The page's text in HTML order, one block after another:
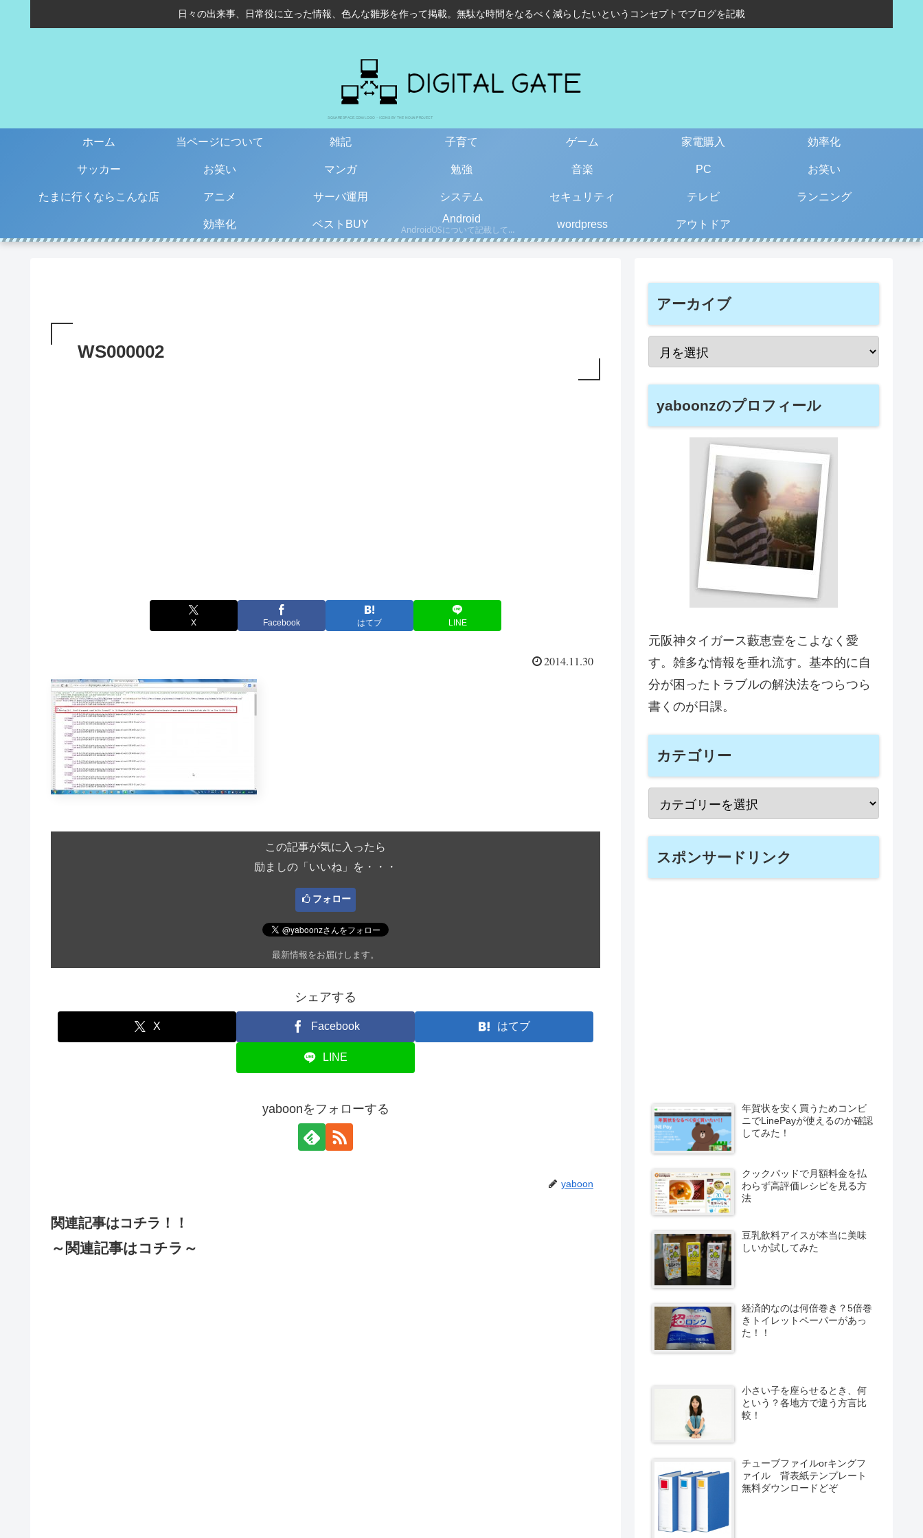
日々の出来事、日常役に立った情報、色んな雛形を作って掲載。無駄な時間をなるべく減らしたいというコンセプトでブログを記載
ホーム 当ページについて 雑記 子育て ゲーム 家電購入 効率化
サッカー お笑い マンガ 勉強 音楽 PC お笑い
たまに行くならこんな店 アニメ サーバ運用 システム セキュリティ テレビ ランニング
効率化 ベストBUY
Android
AndroidOSについて記載しています。古い情報もあるので、更新日を確認して下さい。
wordpress アウトドア
WS000002
X Facebook はてブ LINE
2014.11.30
この記事が気に入ったら
励ましの「いいね」を・・・
フォロー
最新情報をお届けします。
シェアする
X Facebook はてブ
LINE
yaboonをフォローする
yaboon
関連記事はコチラ！！
～関連記事はコチラ～
アーカイブ
yaboonzのプロフィール
元阪神タイガース藪恵壹をこよなく愛
す。雑多な情報を垂れ流す。基本的に自
分が困ったトラブルの解決法をつらつら
書くのが日課。
カテゴリー
スポンサードリンク
年賀状を安く買うためコンビ
ニでLinePayが使えるのか確認
してみた！
クックパッドで月額料金を払
わらず高評価レシピを見る方
法
豆乳飲料アイスが本当に美味
しいか試してみた
経済的なのは何倍巻き？5倍巻
きトイレットペーパーがあっ
た！！
小さい子を座らせるとき、何
という？各地方で違う方言比
較！
チューブファイルorキングフ
ァイル 背表紙テンプレート
無料ダウンロードどぞ